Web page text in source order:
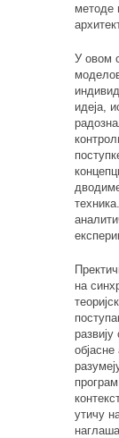
методе
У овом
идеја,
на
утичу